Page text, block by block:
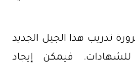
تدريب هذا الجيل الجديد
فيمكن إيجاد